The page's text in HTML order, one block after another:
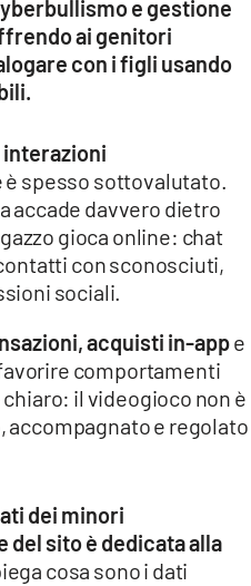
e gestione
ai genitori
con i figli usando
spesso sottovalutato.
accade davvero dietro
gioca online: chat
con sconosciuti,
sociali.
acquisti in-appe
comportamenti
il videogioco non è
accompagnato e regolato
dei minori
del sito è dedicata alla
cosa sono i dati